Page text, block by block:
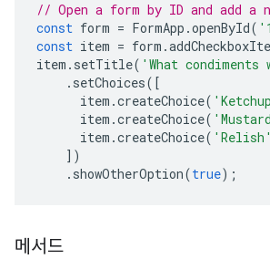
// Open a form by ID and add a
const form = FormApp .openById(
const item = form .
item . setTitle( 'What
. setChoices([
item .createChoice(
item .createChoice(
item .createChoice( 'Relish'
])
. showOtherOption(true);
메서드